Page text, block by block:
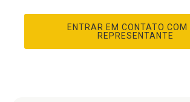
ENTRAR EM CONTATO COM
REPRESENTANTE